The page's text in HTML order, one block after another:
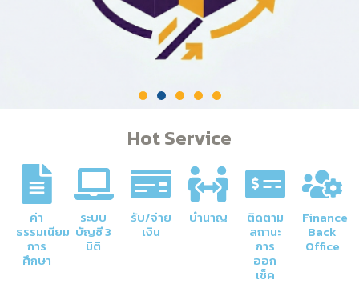
Hot Service
ค่า
ธรรมเนียม
การ
ศึกษา
ระบบ
บัญชี 3
มิติ
รับ/จ่าย
เงิน
บำนาญ ติดตาม
สถานะ
การ
ออก
เช็ค
Finance
Back
Office